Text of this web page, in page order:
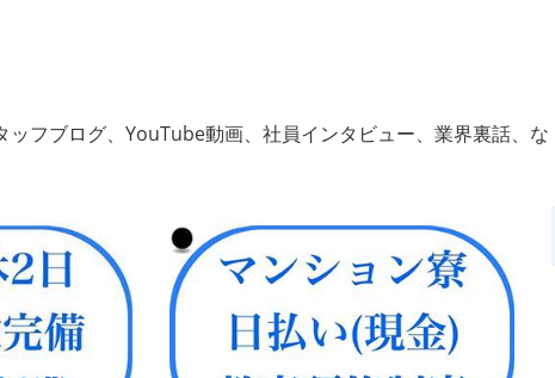
フブログ、YouTube動画、社員インタビュー、業界裏話、な